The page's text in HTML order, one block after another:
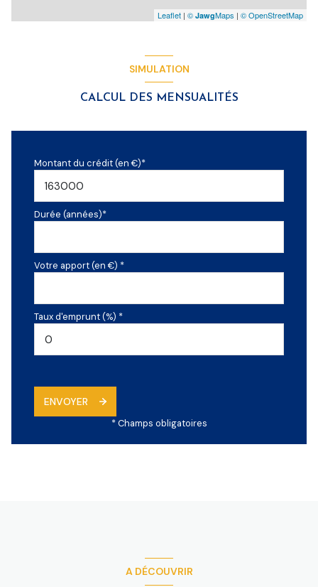
Leaflet | © JawgMaps | © OpenStreetMap
SIMULATION
CALCUL DES MENSUALITÉS
Montant du crédit (en €)*
Durée (années)*
Votre apport (en €) *
Taux d'emprunt (%) *
ENVOYER
* Champs obligatoires
A DÉCOUVRIR